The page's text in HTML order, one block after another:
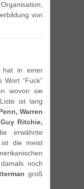
von
hat in einer
“Fuck”
wovon sie
ist lang
Warren
Ritchie,
erwähnte
ist die meist
noch
groß